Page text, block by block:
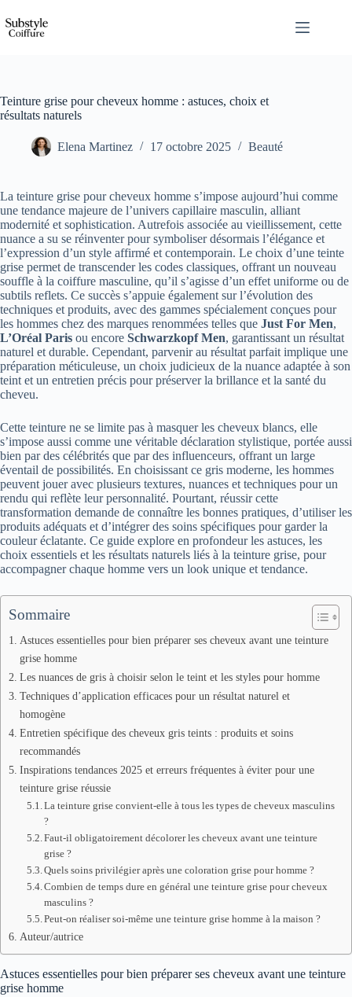
au
contenu
Teinture grise pour cheveux homme : astuces, choix et
résultats naturels
Elena Martinez 17 octobre 2025 Beauté
La teinture grise pour cheveux homme s’impose aujourd’hui comme
une tendance majeure de l’univers capillaire masculin, alliant
modernité et sophistication. Autrefois associée au vieillissement, cette
nuance a su se réinventer pour symboliser désormais l’élégance et
l’expression d’un style affirmé et contemporain. Le choix d’une teinte
grise permet de transcender les codes classiques, offrant un nouveau
souffle à la coiffure masculine, qu’il s’agisse d’un effet uniforme ou de
subtils reflets. Ce succès s’appuie également sur l’évolution des
techniques et produits, avec des gammes spécialement conçues pour
les hommes chez des marques renommées telles que Just For Men,
L’Oréal Paris ou encore Schwarzkopf Men, garantissant un résultat
naturel et durable. Cependant, parvenir au résultat parfait implique une
préparation méticuleuse, un choix judicieux de la nuance adaptée à son
teint et un entretien précis pour préserver la brillance et la santé du
cheveu.
Cette teinture ne se limite pas à masquer les cheveux blancs, elle
s’impose aussi comme une véritable déclaration stylistique, portée aussi
bien par des célébrités que par des influenceurs, offrant un large
éventail de possibilités. En choisissant ce gris moderne, les hommes
peuvent jouer avec plusieurs textures, nuances et techniques pour un
rendu qui reflète leur personnalité. Pourtant, réussir cette
transformation demande de connaître les bonnes pratiques, d’utiliser les
produits adéquats et d’intégrer des soins spécifiques pour garder la
couleur éclatante. Ce guide explore en profondeur les astuces, les
choix essentiels et les résultats naturels liés à la teinture grise, pour
accompagner chaque homme vers un look unique et tendance.
Sommaire
Astuces essentielles pour bien préparer ses cheveux avant une teinture
grise homme
Les nuances de gris à choisir selon le teint et les styles pour homme
Techniques d’application efficaces pour un résultat naturel et
homogène
Entretien spécifique des cheveux gris teints : produits et soins
recommandés
Inspirations tendances 2025 et erreurs fréquentes à éviter pour une
teinture grise réussie
La teinture grise convient-elle à tous les types de cheveux masculins
?
Faut-il obligatoirement décolorer les cheveux avant une teinture
grise ?
Quels soins privilégier après une coloration grise pour homme ?
Combien de temps dure en général une teinture grise pour cheveux
masculins ?
Peut-on réaliser soi-même une teinture grise homme à la maison ?
Auteur/autrice
Astuces essentielles pour bien préparer ses cheveux avant une teinture
grise homme